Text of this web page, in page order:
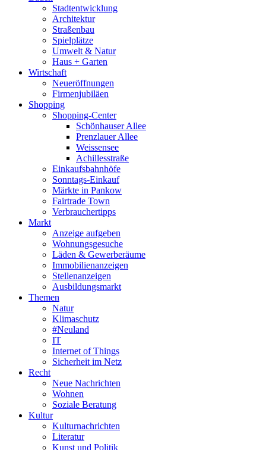
Stadtentwicklung
Architektur
Straßenbau
Spielplätze
Umwelt & Natur
Haus + Garten
Wirtschaft
Neueröffnungen
Firmenjubiläen
Shopping
Shopping-Center
Schönhauser Allee
Prenzlauer Allee
Weissensee
Achillesstraße
Einkaufsbahnhöfe
Sonntags-Einkauf
Märkte in Pankow
Fairtrade Town
Verbrauchertipps
Markt
Anzeige aufgeben
Wohnungsgesuche
Läden & Gewerberäume
Immobilienanzeigen
Stellenanzeigen
Ausbildungsmarkt
Themen
Natur
Klimaschutz
#Neuland
IT
Internet of Things
Sicherheit im Netz
Recht
Neue Nachrichten
Wohnen
Soziale Beratung
Kultur
Kulturnachrichten
Literatur
Kunst und Politik